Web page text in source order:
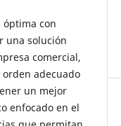
óptima con
una solución
comercial,
adecuado
un mejor
enfocado en el